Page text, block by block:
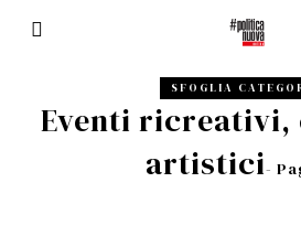
SFOGLIA
Eventi
artistici-